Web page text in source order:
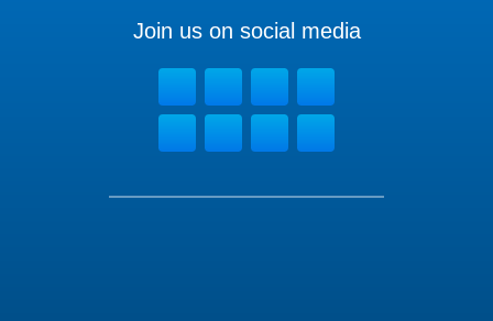
Join us on social media